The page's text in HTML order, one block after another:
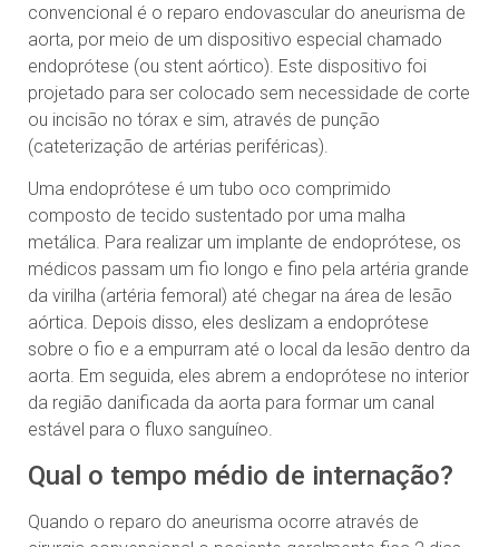
convencional é o reparo endovascular do aneurisma de
aorta, por meio de um dispositivo especial chamado
endoprótese (ou stent aórtico). Este dispositivo foi
projetado para ser colocado sem necessidade de corte
ou incisão no tórax e sim, através de punção
(cateterização de artérias periféricas).
Uma endoprótese é um tubo oco comprimido
composto de tecido sustentado por uma malha
metálica. Para realizar um implante de endoprótese, os
médicos passam um fio longo e fino pela artéria grande
da virilha (artéria femoral) até chegar na área de lesão
aórtica. Depois disso, eles deslizam a endoprótese
sobre o fio e a empurram até o local da lesão dentro da
aorta. Em seguida, eles abrem a endoprótese no interior
da região danificada da aorta para formar um canal
estável para o fluxo sanguíneo.
Qual o tempo médio de internação?
Quando o reparo do aneurisma ocorre através de